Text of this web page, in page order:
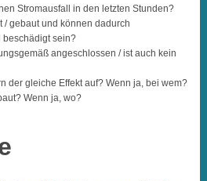
Stromausfall in den letzten Stunden?
/ gebaut und können dadurch
sein?
angeschlossen / ist auch kein
der gleiche Effekt auf? Wenn ja, bei wem?
Wenn ja, wo?